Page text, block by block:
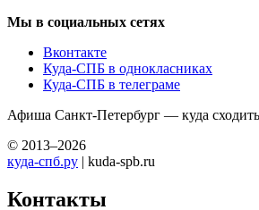
Мы в социальных сетях
Вконтакте
Куда-СПБ в однокласниках
Куда-СПБ в телеграме
Афиша Санкт-Петербург — куда
© 2013–2026
куда-спб.ру | kuda-spb.ru
Контакты